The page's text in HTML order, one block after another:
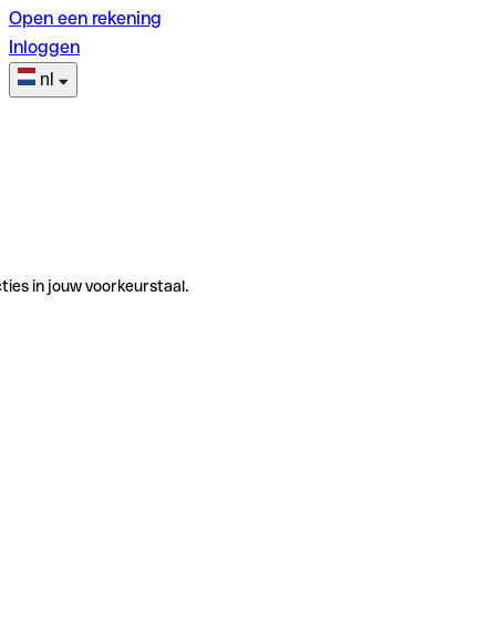
Open een rekening
Inloggen
nl
in jouw voorkeurstaal.